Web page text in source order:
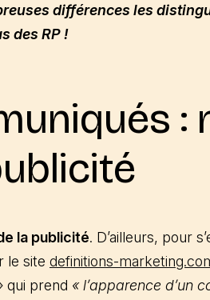
différences les
des RP !
:
la publicité. D’ailleurs, pour
le site definitions-
qui prend « l’apparence d’un